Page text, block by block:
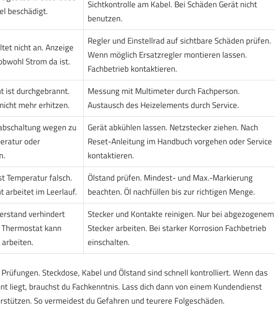
beschädigt.
Sichtkontrolle am Kabel. Bei Schäden Gerät nicht
benutzen.
nicht an. Anzeige
Strom da ist.
Regler und Einstellrad auf sichtbare Schäden prüfen.
Wenn möglich Ersatzregler montieren lassen.
Fachbetrieb kontaktieren.
ist durchgebrannt.
mehr erhitzen.
Messung mit Multimeter durch Fachperson.
Austausch des Heizelements durch Service.
wegen zu
oder
Gerät abkühlen lassen. Netzstecker ziehen. Nach
Reset-Anleitung im Handbuch vorgehen oder Service
kontaktieren.
Temperatur falsch.
arbeitet im Leerlauf.
Ölstand prüfen. Mindest- und Max.-Markierung
beachten. Öl nachfüllen bis zur richtigen Menge.
verhindert
kann
Stecker und Kontakte reinigen. Nur bei abgezogenem
Stecker arbeiten. Bei starker Korrosion Fachbetrieb
einschalten.
Steckdose, Kabel und Ölstand sind schnell kontrolliert. Wenn das
liegt, brauchst du Fachkenntnis. Lass dich dann von einem Kundendienst
So vermeidest du Gefahren und teurere Folgeschäden.